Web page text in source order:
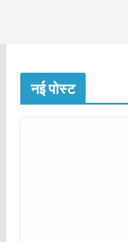
नई पोस्ट